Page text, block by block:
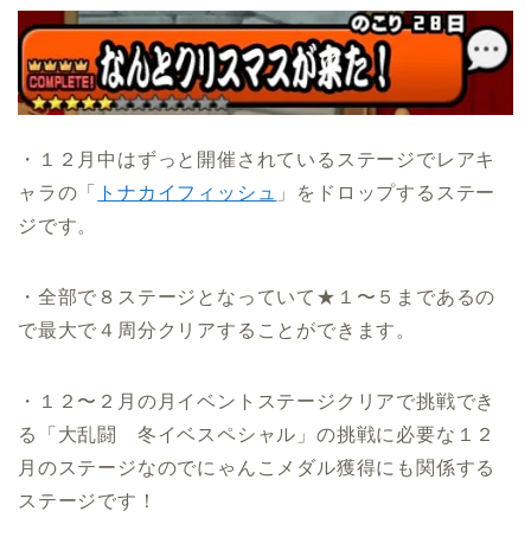
・１２月中はずっと開催されているステージでレアキ
ャラの「
トナカイフィッシュ 」をドロップするステー
ジです。
・全部で８ステージとなっていて★１〜５まであるの
で最大で４周分クリアすることができます。
・１２〜２月の月イベントステージクリアで挑戦でき
る「大乱闘 冬イベスペシャル」の挑戦に必要な１２
月のステージなのでにゃんこメダル獲得にも関係する
ステージです！